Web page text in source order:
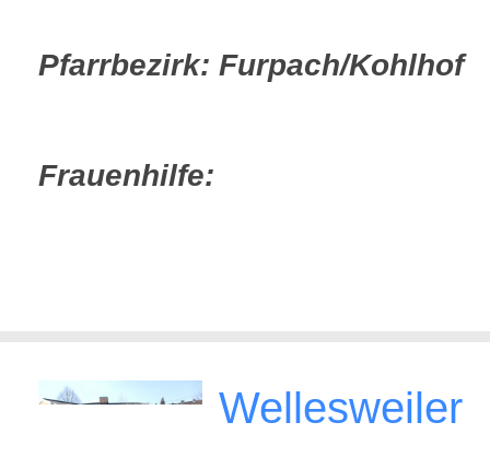
Pfarrbezirk: Furpach/Kohlhof
Frauenhilfe:
Wellesweiler